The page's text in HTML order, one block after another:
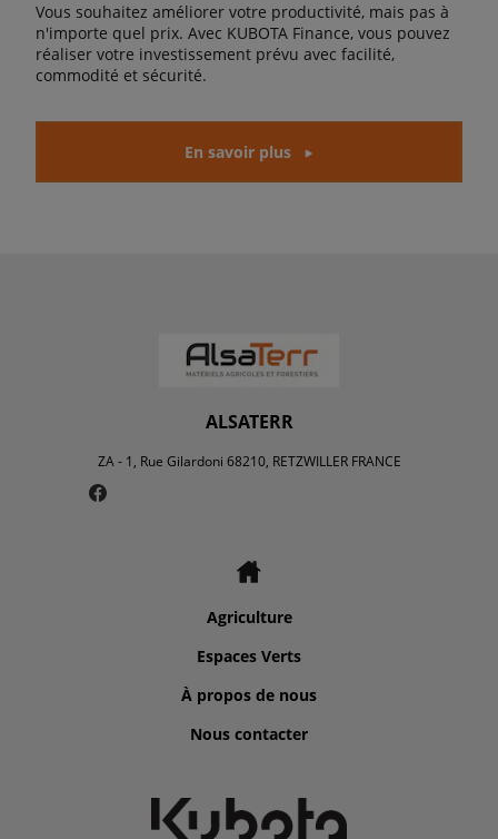
Vous souhaitez améliorer votre productivité, mais pas à
n'importe quel prix. Avec KUBOTA Finance, vous pouvez
réaliser votre investissement prévu avec facilité,
commodité et sécurité.
En savoir plus
ALSATERR
ZA - 1, Rue Gilardoni 68210, RETZWILLER FRANCE
Agriculture
Espaces Verts
À propos de nous
Nous contacter